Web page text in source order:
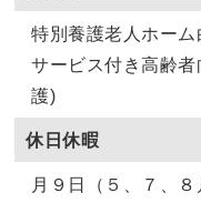
特別養護老人ホー
サービス付き高齢
護)
休日休暇
月９日（５、７、